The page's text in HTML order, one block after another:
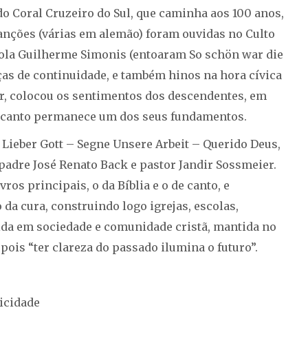
Coral Cruzeiro do Sul, que caminha aos 100 anos,
(várias em alemão) foram ouvidas no Culto
Guilherme Simonis (entoaram So schön war die
de continuidade, e também hinos na hora cívica
os sentimentos dos descendentes, em
permanece um dos seus fundamentos.
Gott – Segne Unsere Arbeit – Querido Deus,
José Renato Back e pastor Jandir Sossmeier.
principais, o da Bíblia e o de canto, e
cura, construindo logo igrejas, escolas,
em sociedade e comunidade cristã, mantida no
“ter clareza do passado ilumina o futuro”.